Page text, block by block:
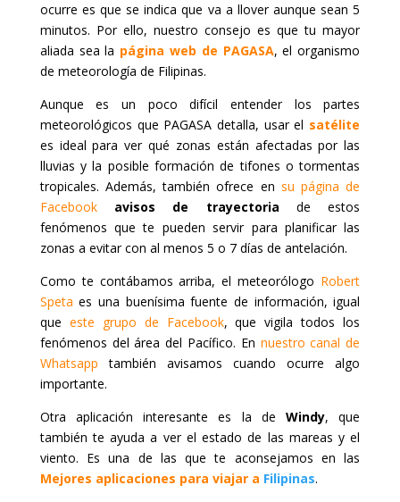
ocurre es que se indica que va a llover aunque sean 5
minutos. Por ello, nuestro consejo es que tu mayor
aliada sea la página web de PAGASA, el organismo
de meteorología de Filipinas.
Aunque es un poco difícil entender los partes
meteorológicos que PAGASA detalla, usar el satélite
es ideal para ver qué zonas están afectadas por las
lluvias y la posible formación de tifones o tormentas
tropicales. Además, también ofrece en su página de
Facebook
avisos de trayectoria de estos
fenómenos que te pueden servir para planificar las
zonas a evitar con al menos 5 o 7 días de antelación.
Como te contábamos arriba, el meteorólogo Robert
Speta es una buenísima fuente de información, igual
que este grupo de Facebook, que vigila todos los
fenómenos del área del Pacífico. En nuestro canal de
Whatsapp también avisamos cuando ocurre algo
importante.
Otra aplicación interesante es la de Windy, que
también te ayuda a ver el estado de las mareas y el
viento. Es una de las que te aconsejamos en las
Mejores aplicaciones para viajar a Filipinas.